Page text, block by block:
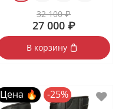
32 100 ₽
27 000 ₽
В корзину
Цена 🔥 -25%